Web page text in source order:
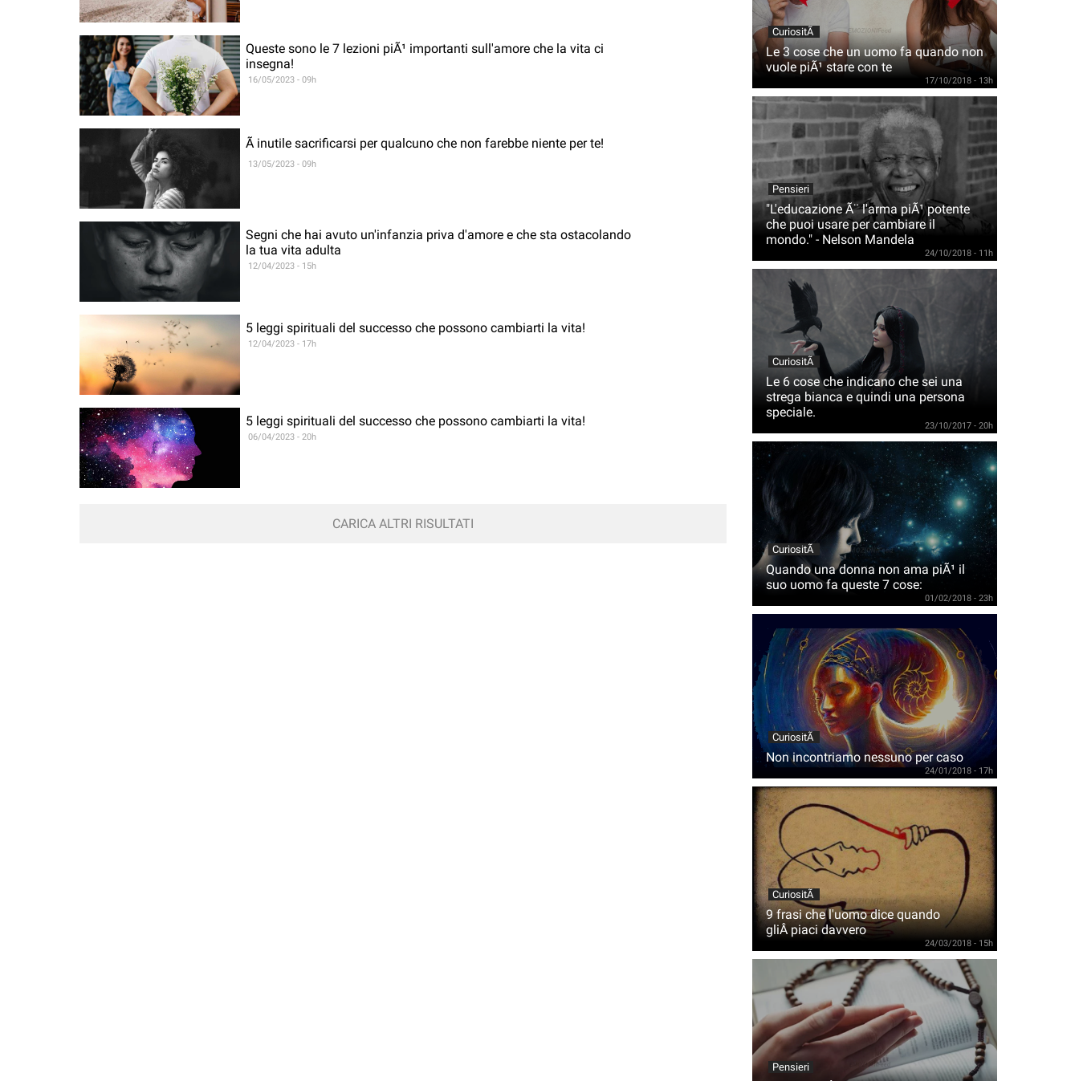
Queste sono le 7 lezioni piÃ¹ importanti sull'amore che la vita ci
insegna!
16/05/2023 - 09h
Ã inutile sacrificarsi per qualcuno che non farebbe niente per te!
13/05/2023 - 09h
Segni che hai avuto un'infanzia priva d'amore e che sta ostacolando
la tua vita adulta
12/04/2023 - 15h
5 leggi spirituali del successo che possono cambiarti la vita!
12/04/2023 - 17h
5 leggi spirituali del successo che possono cambiarti la vita!
06/04/2023 - 20h
CARICA ALTRI RISULTATI
CuriositÃ
Le 3 cose che un uomo fa quando non
vuole piÃ¹ stare con te
17/10/2018 - 13h
Pensieri
"L'educazione Ã¨ l'arma piÃ¹ potente
che puoi usare per cambiare il
mondo." - Nelson Mandela
24/10/2018 - 11h
CuriositÃ
Le 6 cose che indicano che sei una
strega bianca e quindi una persona
speciale.
23/10/2017 - 20h
CuriositÃ
Quando una donna non ama piÃ¹ il
suo uomo fa queste 7 cose:
01/02/2018 - 23h
CuriositÃ
Non incontriamo nessuno per caso
24/01/2018 - 17h
CuriositÃ
9 frasi che l'uomo dice quando
gliÂ piaci davvero
24/03/2018 - 15h
Pensieri